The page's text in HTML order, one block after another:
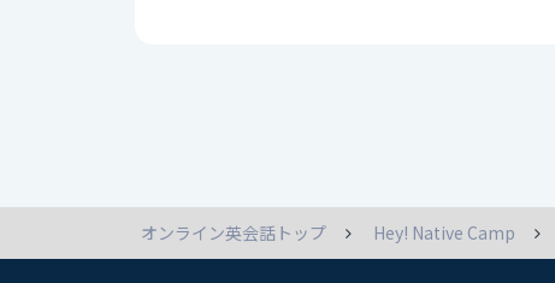
オンライン英会話トップ Hey! Native Camp